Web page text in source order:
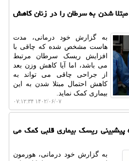
شدن به سرطان را در زنان کاهش
به گزارش خود درمانی، مدت
هاست مشخص شده که چاقی با
افزایش ریسک سرطان مرتبط
می باشد، اما آیا کاهش وزن بعد
از جراحی چاقی می تواند به
کاهش احتمال مبتلا شدن به این
بیماری کمک نماید.
۱۴۰۲/۰۶/۰۷ ۰۷:۱۲:۳۴
ریسک بیماری قلبی کمک می
به گزارش خود درمانی، هورمون